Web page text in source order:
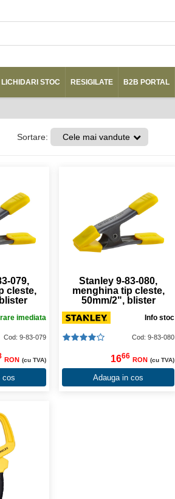
LICHIDARI STOC RESIGILATE B2B PORTAL
Sortare: Cele mai vandute
079,
cleste,
imediata
Cod: 9-83-079
RON (cu TVA)
cos
Stanley 9-83-080,
menghina tip cleste,
50mm/2", blister
Info stoc
Cod: 9-83-080
1666 RON (cu TVA)
Adauga in cos